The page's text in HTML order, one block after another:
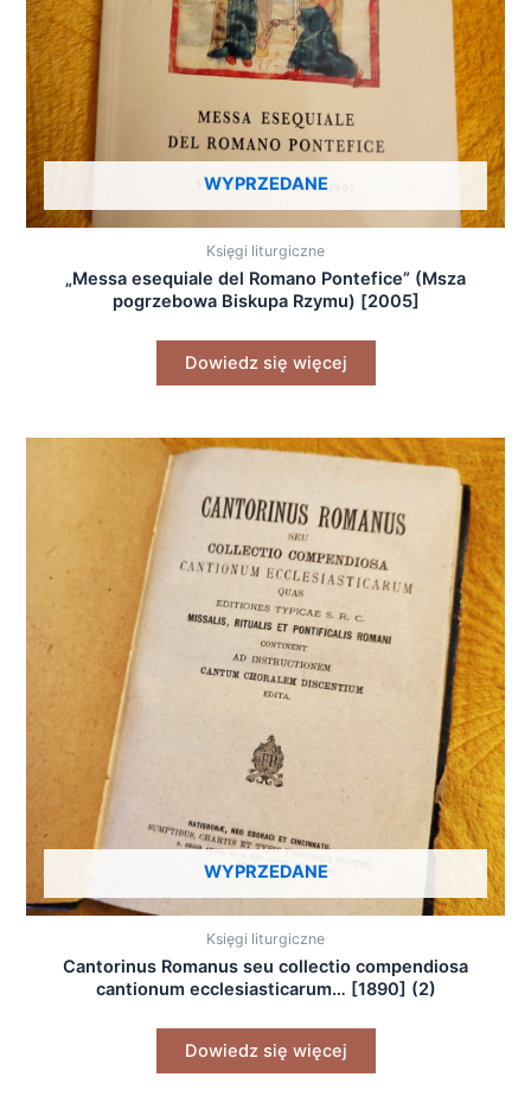
WYPRZEDANE
Księgi liturgiczne
„Messa esequiale del Romano Pontefice” (Msza
pogrzebowa Biskupa Rzymu) [2005]
Dowiedz się więcej
WYPRZEDANE
Księgi liturgiczne
Cantorinus Romanus seu collectio compendiosa
cantionum ecclesiasticarum… [1890] (2)
Dowiedz się więcej